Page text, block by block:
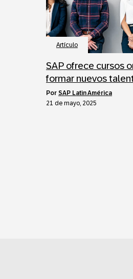
Artículo
SAP ofrece cursos
formar nuevos
por SAP Latin América
21 de mayo, 2025